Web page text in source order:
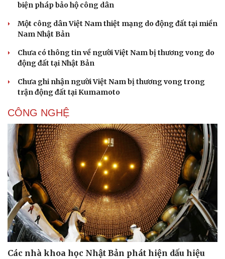
biện pháp bảo hộ công dân
Một công dân Việt Nam thiệt mạng do động đất tại miền
Nam Nhật Bản
Chưa có thông tin về người Việt Nam bị thương vong do
động đất tại Nhật Bản
Chưa ghi nhận người Việt Nam bị thương vong trong
trận động đất tại Kumamoto
CÔNG NGHỆ
Các nhà khoa học Nhật Bản phát hiện dấu hiệu